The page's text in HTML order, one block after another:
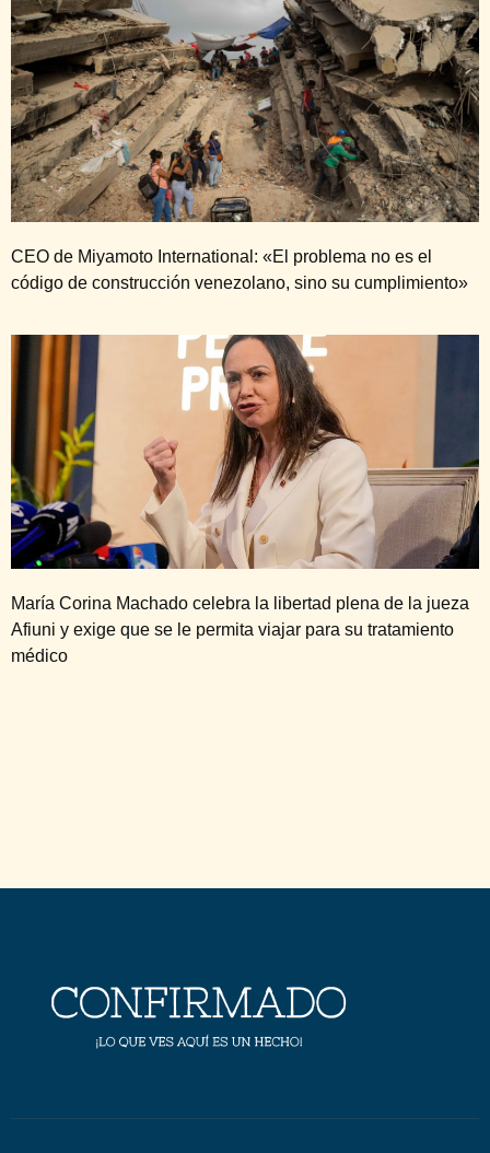
CEO de Miyamoto International: «El problema no es el
código de construcción venezolano, sino su cumplimiento»
María Corina Machado celebra la libertad plena de la jueza
Afiuni y exige que se le permita viajar para su tratamiento
médico